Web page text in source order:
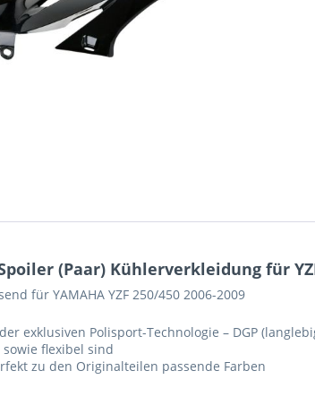
(Paar) Kühlerverkleidung für
für YAMAHA YZF 250/450 2006-2009
exklusiven Polisport-Technologie – DGP
flexibel sind
zu den Originalteilen passende Farben